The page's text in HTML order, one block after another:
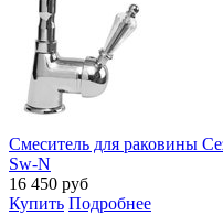
Смеситель для раковины
Sw-N
16 450 руб
Купить Подробнее